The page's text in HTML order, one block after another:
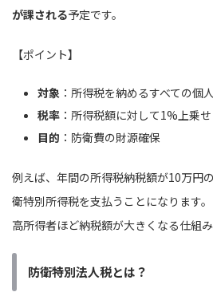
が課される予定です。
【ポイント】
対象 ：所得税を納めるすべての個人
税率 ：所得税額に対して1%上乗せ
目的 ：防衛費の財源確保
例えば、年間の所得税納税額が10万円
衛特別所得税を支払うことになります。
高所得者ほど納税額が大きくなる仕組み
防衛特別法人税とは？